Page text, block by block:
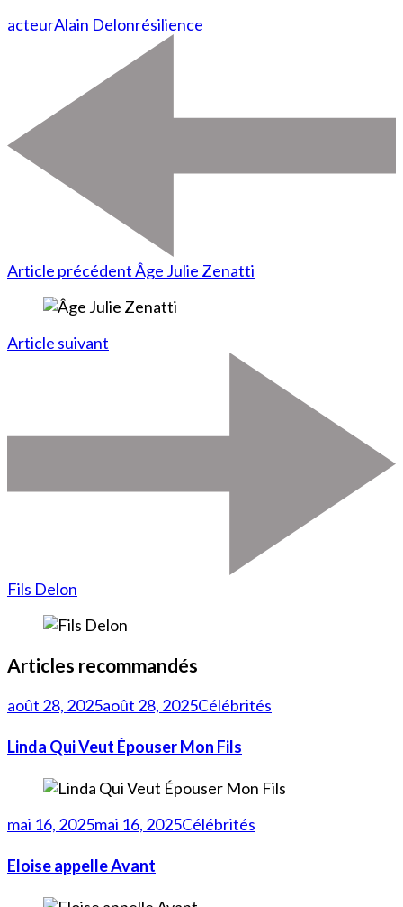
acteurAlain Delonrésilience
Article précédentÂge Julie Zenatti
Article suivant
Fils Delon
Articles recommandés
août 28, 2025août 28, 2025Célébrités
Linda Qui Veut Épouser Mon Fils
mai 16, 2025mai 16, 2025Célébrités
Eloise appelle Avant